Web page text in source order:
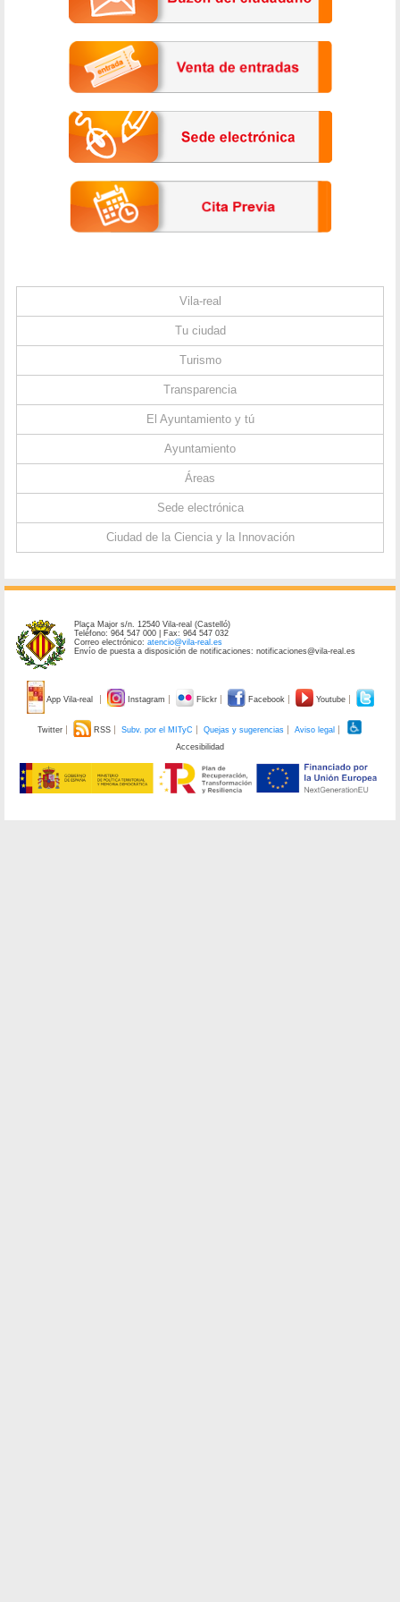
Vila-real
Tu ciudad
Turismo
Transparencia
El Ayuntamiento y tú
Ayuntamiento
Áreas
Sede electrónica
Ciudad de la Ciencia y la Innovación
Plaça Major s/n. 12540 Vila-real (Castelló)
Teléfono: 964 547 000 | Fax: 964 547 032
Correo electrónico:atencio@vila-real.es
Envío de puesta a disposición de notificaciones: notificaciones@vila-real.es
App Vila-real Instagram Flickr Facebook Youtube
Twitter RSS Subv. por el MITyC Quejas y sugerencias
Aviso legal
Accesibilidad